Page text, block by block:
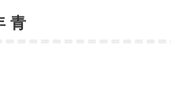
青